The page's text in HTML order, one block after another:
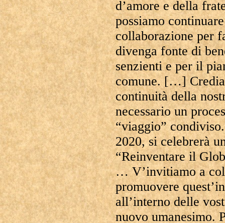
d’amore e della
possiamo
collaborazione per
divenga fonte di
senzienti e per il
comune. […]
continuità della
necessario un
“viaggio”
2020, si celebrerà
“Reinventare il
… V’invitiamo a
promuovere
all’interno delle
nuovo umanesimo.